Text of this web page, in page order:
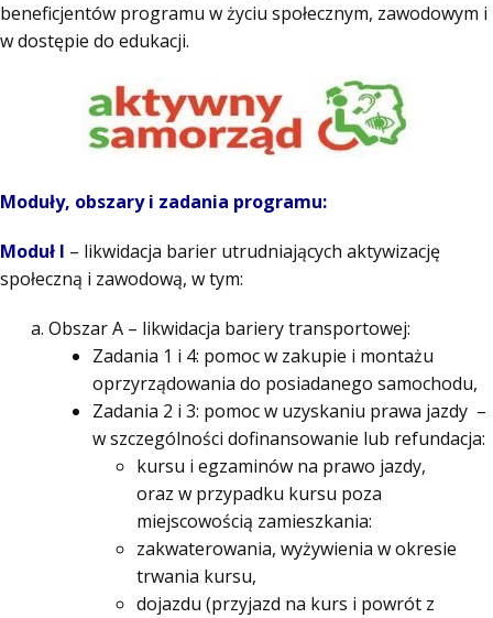
beneficjentów programu w życiu społecznym, zawodowym i
w dostępie do edukacji.
Moduły, obszary i zadania programu:
Moduł I – likwidacja barier utrudniających aktywizację
społeczną i zawodową, w tym:
Obszar A – likwidacja bariery transportowej:
Zadania 1 i 4: pomoc w zakupie i montażu
oprzyrządowania do posiadanego samochodu,
Zadania 2 i 3: pomoc w uzyskaniu prawa jazdy –
w szczególności dofinansowanie lub refundacja:
kursu i egzaminów na prawo jazdy,
oraz w przypadku kursu poza
miejscowością zamieszkania:
zakwaterowania, wyżywienia w okresie
trwania kursu,
dojazdu (przyjazd na kurs i powrót z